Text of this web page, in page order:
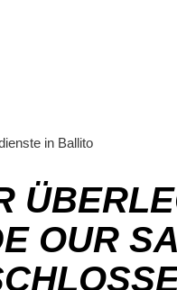
OUR